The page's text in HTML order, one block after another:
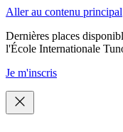
Aller au contenu principal
Dernières places
l'École Internationale
Je m'inscris